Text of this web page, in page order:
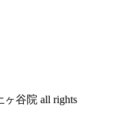
谷院 all rights